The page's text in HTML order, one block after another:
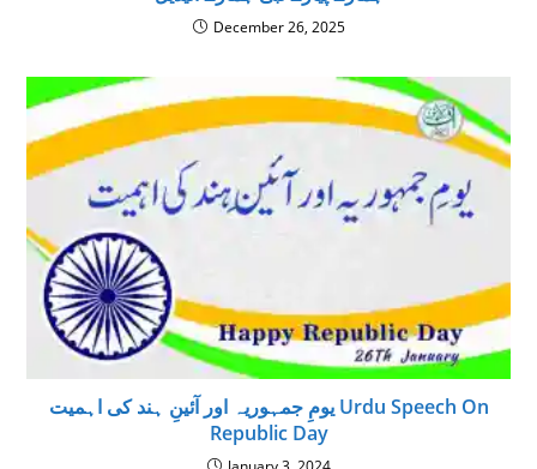
December 26, 2025
يومِ جمہوريہ اور آئينِ ہند كى اہميت Urdu Speech On
Republic Day